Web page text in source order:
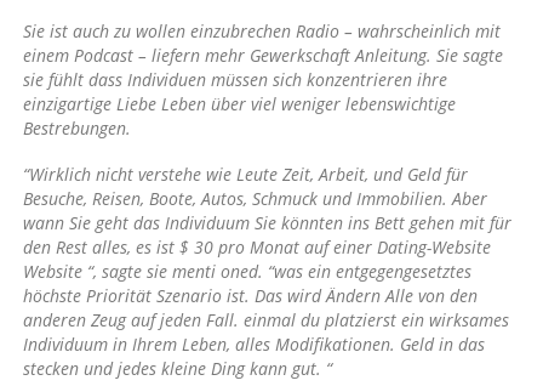
Sie ist auch zu wollen einzubrechen Radio – wahrscheinlich mit
einem Podcast – liefern mehr Gewerkschaft Anleitung. Sie sagte
sie fühlt dass Individuen müssen sich konzentrieren ihre
einzigartige Liebe Leben über viel weniger lebenswichtige
Bestrebungen.
“Wirklich nicht verstehe wie Leute Zeit, Arbeit, und Geld für
Besuche, Reisen, Boote, Autos, Schmuck und Immobilien. Aber
wann Sie geht das Individuum Sie könnten ins Bett gehen mit für
den Rest alles, es ist $ 30 pro Monat auf einer Dating-Website
Website “, sagte sie menti oned. “was ein entgegengesetztes
höchste Priorität Szenario ist. Das wird Ändern Alle von den
anderen Zeug auf jeden Fall. einmal du platzierst ein wirksames
Individuum in Ihrem Leben, alles Modifikationen. Geld in das
stecken und jedes kleine Ding kann gut. “